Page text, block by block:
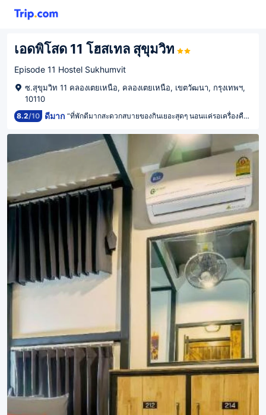
เอดพิโสด 11 โฮสเทล สุขุมวิท
Episode 11 Hostel Sukhumvit
ซ.สุขุมวิท 11 คลองเตยเหนือ, คลองเตยเหนือ, เขตวัฒนา, กรุงเทพฯ,
10110
8.2/10 ดีมาก “ที่พักดีมากสะดวกสบายของกินเยอะสุดๆ นอนแค่รอเครื่องคือคุ้ม”